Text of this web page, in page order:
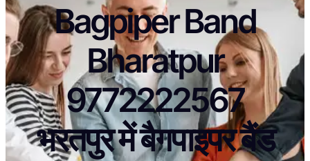
Bagpiper Band
Bharatpur
9772222567
भरतपुर में बैगपाइपर बैंड